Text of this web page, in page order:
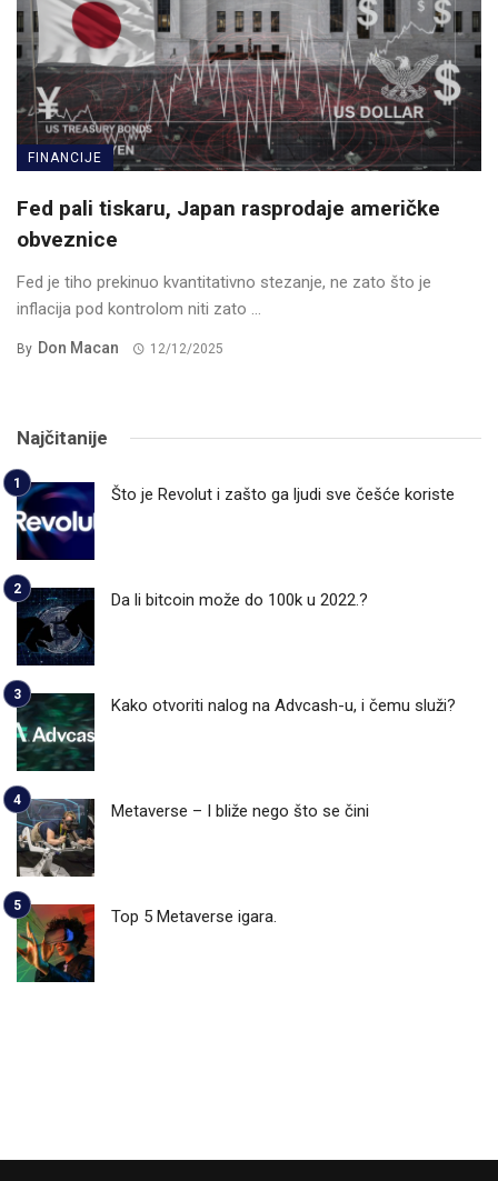
FINANCIJE
Fed pali tiskaru, Japan rasprodaje američke
obveznice
Fed je tiho prekinuo kvantitativno stezanje, ne zato što je
inflacija pod kontrolom niti zato ...
By Don Macan 12/12/2025
Najčitanije
Što je Revolut i zašto ga ljudi sve češće koriste
Da li bitcoin može do 100k u 2022.?
Kako otvoriti nalog na Advcash-u, i čemu služi?
Metaverse – I bliže nego što se čini
Top 5 Metaverse igara.